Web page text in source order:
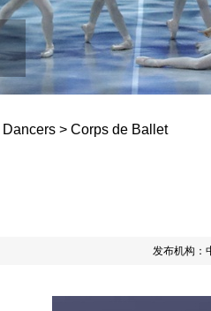
Dancers > Corps de Ballet
发布机构：